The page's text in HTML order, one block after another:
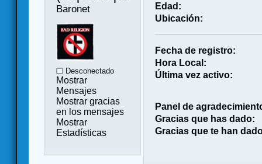
Baronet
Desconectado
Mostrar
Mensajes
Mostrar gracias
en los mensajes
Mostrar
Estadísticas
Edad:
Ubicación:
Fecha de registro:
Hora Local:
Última vez activo:
Panel de
Gracias que has dado:
Gracias que te han